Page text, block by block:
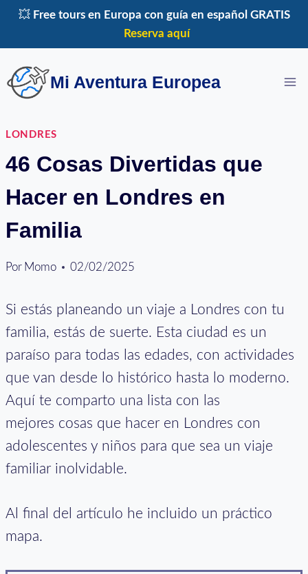
Saltar
💥 Free tours en Europa con guía en español GRATIS
Reserva aquí
Mi Aventura Europea
LONDRES
46 Cosas Divertidas que
Hacer en Londres en
Familia
Por Momo 02/02/2025
Si estás planeando un viaje a Londres con tu
familia, estás de suerte. Esta ciudad es un
paraíso para todas las edades, con actividades
que van desde lo histórico hasta lo moderno.
Aquí te comparto una lista con las
mejores cosas que hacer en Londres con
adolescentes y niños para que sea un viaje
familiar inolvidable.
Al final del artículo he incluido un práctico
mapa.